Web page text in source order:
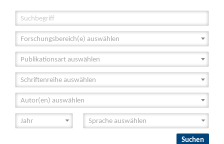
Forschungsbereich(e) auswählen
Publikationsart auswählen
Schriftenreihe auswählen
Autor(en) auswählen